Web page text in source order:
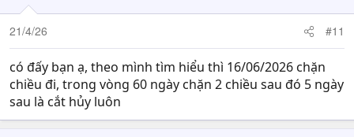
21/4/26 #11
có đấy bạn ạ, theo mình tìm hiểu thì 16/06/2026 chặn
chiều đi, trong vòng 60 ngày chặn 2 chiều sau đó 5 ngày
sau là cắt hủy luôn